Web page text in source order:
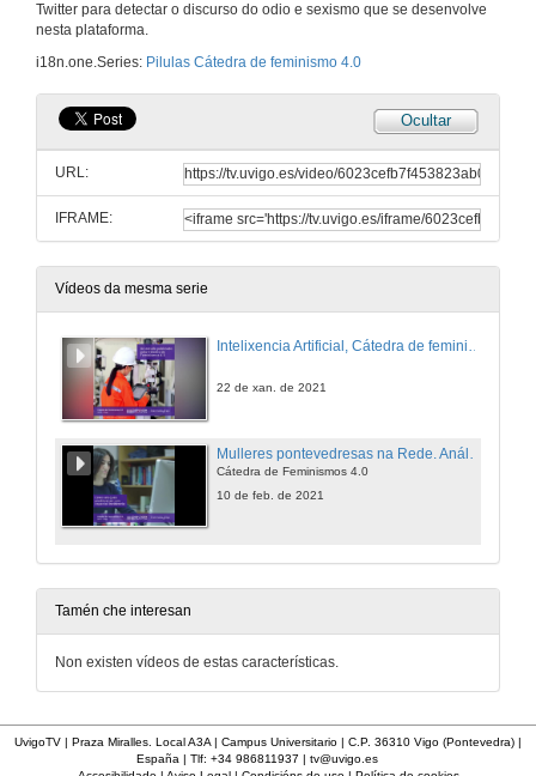
Twitter para detectar o discurso do odio e sexismo que se desenvolve
nesta plataforma.
i18n.one.Series: Pilulas Cátedra de feminismo 4.0
Ocultar
URL:
IFRAME:
Vídeos da mesma serie
Intelixencia Artificial, Cátedra de feminismo 4.0
22 de xan. de 2021
Cátedra de Feminismos 4.0
10 de feb. de 2021
Tamén che interesan
Non existen vídeos de estas características.
UvigoTV | Praza Miralles. Local A3A | Campus Universitario | C.P. 36310 Vigo (Pontevedra) |
España | Tlf: +34 986811937 | tv@uvigo.es